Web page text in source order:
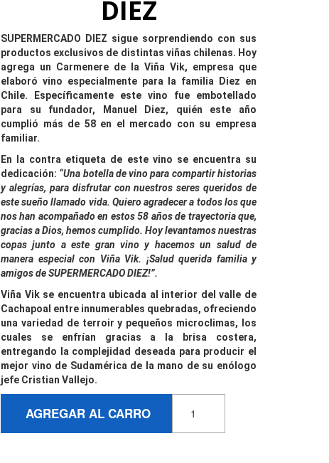
DIEZ
SUPERMERCADO DIEZ sigue sorprendiendo con sus
productos exclusivos de distintas viñas chilenas. Hoy
agrega un Carmenere de la Viña Vik, empresa que
elaboró vino especialmente para la familia Diez en
Chile. Específicamente este vino fue embotellado
para su fundador, Manuel Diez, quién este año
cumplió más de 58 en el mercado con su empresa
familiar.
En la contra etiqueta de este vino se encuentra su
dedicación: “Una botella de vino para compartir historias
y alegrías, para disfrutar con nuestros seres queridos de
este sueño llamado vida. Quiero agradecer a todos los que
nos han acompañado en estos 58 años de trayectoria que,
gracias a Dios, hemos cumplido. Hoy levantamos nuestras
copas junto a este gran vino y hacemos un salud de
manera especial con Viña Vik. ¡Salud querida familia y
amigos de SUPERMERCADO DIEZ!”.
Viña Vik se encuentra ubicada al interior del valle de
Cachapoal entre innumerables quebradas, ofreciendo
una variedad de terroir y pequeños microclimas, los
cuales se enfrían gracias a la brisa costera,
entregando la complejidad deseada para producir el
mejor vino de Sudamérica de la mano de su enólogo
jefe Cristian Vallejo.
AGREGAR AL CARRO